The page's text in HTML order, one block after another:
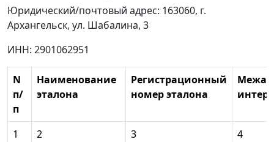
Юридический/почтовый адрес: 163060, г.
Архангельск, ул. Шабалина, 3
ИНН: 2901062951
N
п/
п
Наименование
эталона
Регистрационный
номер эталона
1 2 3
4